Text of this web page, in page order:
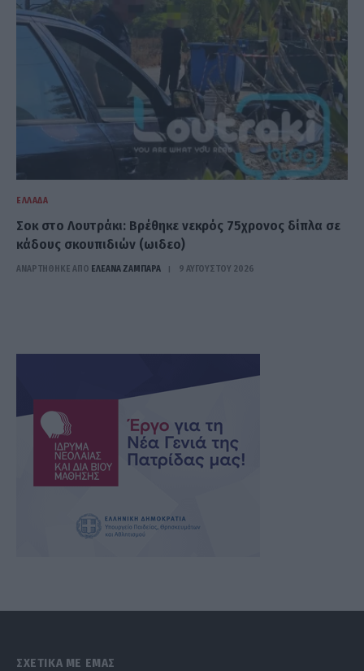
ΕΛΛΆΔΑ
Σοκ στο Λουτράκι: Βρέθηκε νεκρός 75χρονος δίπλα σε
κάδους σκουπιδιών (ωιδεο)
ΑΝΑΡΤΗΘΗΚΕ ΑΠΟ ΕΛΕΑΝΑ ΖΑΜΠΑΡΑ 9 ΑΥΓΟΎΣΤΟΥ 2026
ΣΧΕΤΙΚΑ ΜΕ ΕΜΑΣ